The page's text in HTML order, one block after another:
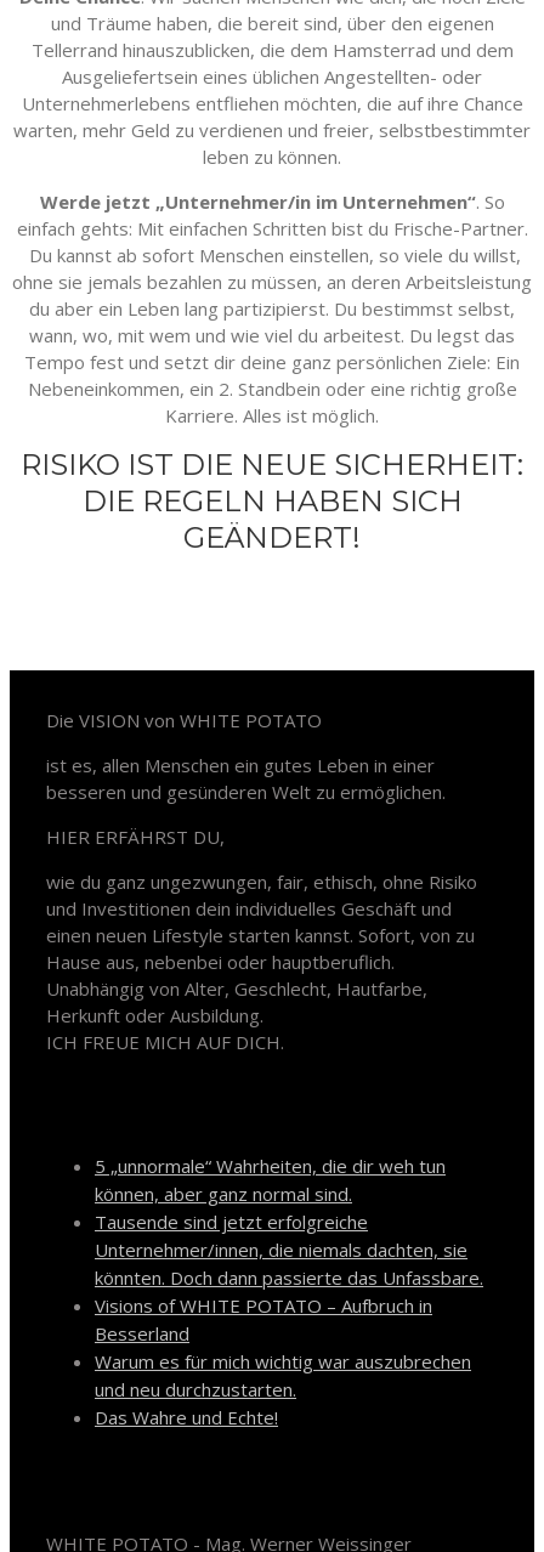
und Träume haben, die bereit sind, über den eigenen
Tellerrand hinauszublicken, die dem Hamsterrad und dem
Ausgeliefertsein eines üblichen Angestellten- oder
Unternehmerlebens entfliehen möchten, die auf ihre Chance
warten, mehr Geld zu verdienen und freier, selbstbestimmter
leben zu können.
Werde jetzt „Unternehmer/in im Unternehmen“. So
einfach gehts: Mit einfachen Schritten bist du Frische-Partner.
Du kannst ab sofort Menschen einstellen, so viele du willst,
ohne sie jemals bezahlen zu müssen, an deren Arbeitsleistung
du aber ein Leben lang partizipierst. Du bestimmst selbst,
wann, wo, mit wem und wie viel du arbeitest. Du legst das
Tempo fest und setzt dir deine ganz persönlichen Ziele: Ein
Nebeneinkommen, ein 2. Standbein oder eine richtig große
Karriere. Alles ist möglich.
RISIKO IST DIE NEUE SICHERHEIT:
DIE REGELN HABEN SICH
GEÄNDERT!
Die VISION von WHITE POTATO
ist es, allen Menschen ein gutes Leben in einer
besseren und gesünderen Welt zu ermöglichen.
HIER ERFÄHRST DU,
wie du ganz ungezwungen, fair, ethisch, ohne Risiko
und Investitionen dein individuelles Geschäft und
einen neuen Lifestyle starten kannst. Sofort, von zu
Hause aus, nebenbei oder hauptberuflich.
Unabhängig von Alter, Geschlecht, Hautfarbe,
Herkunft oder Ausbildung.
ICH FREUE MICH AUF DICH.
5 „unnormale“ Wahrheiten, die dir weh tun
können, aber ganz normal sind.
Tausende sind jetzt erfolgreiche
Unternehmer/innen, die niemals dachten, sie
könnten. Doch dann passierte das Unfassbare.
Visions of WHITE POTATO – Aufbruch in
Besserland
Warum es für mich wichtig war auszubrechen
und neu durchzustarten.
Das Wahre und Echte!
WHITE POTATO - Mag. Werner Weissinger